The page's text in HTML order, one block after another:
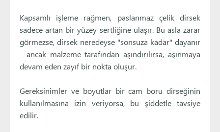
Kapsamlı işleme rağmen, paslanmaz çelik dirsek
sadece artan bir yüzey sertliğine ulaşır. Bu asla zarar
görmezse, dirsek neredeyse "sonsuza kadar" dayanır
- ancak malzeme tarafından aşındırılırsa, aşınmaya
devam eden zayıf bir nokta oluşur.
Gereksinimler ve boyutlar bir cam boru dirseğinin
kullanılmasına izin veriyorsa, bu şiddetle tavsiye
edilir.